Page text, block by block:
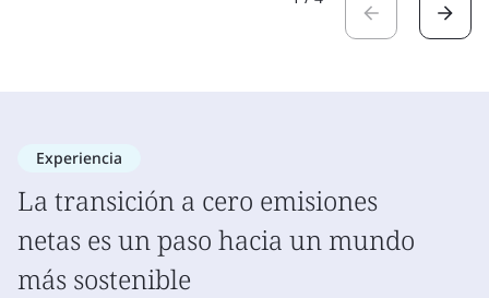
Experiencia
La transición a cero emisiones
netas es un paso hacia un mundo
más sostenible